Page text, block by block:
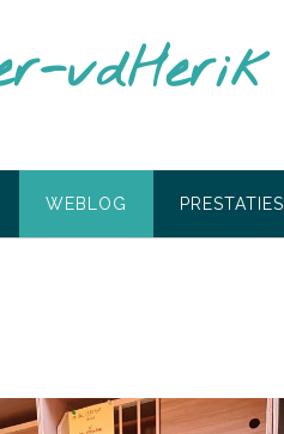
vdHerik
WEBLOG PRESTATIES